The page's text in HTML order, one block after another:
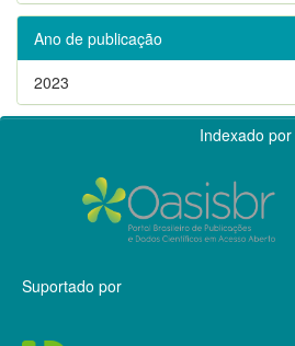
Ano de publicação
2023
Indexado por
Suportado por